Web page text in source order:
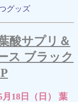
グッズ
酸サプリ＆
ス ブラック
18日（日） 葉